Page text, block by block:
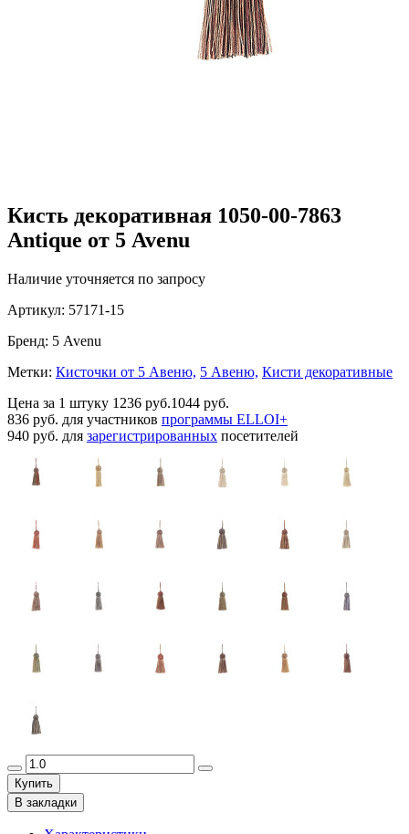
Кисть декоративная 1050-00-7863
Antique от 5 Avenu
Наличие уточняется по запросу
Артикул: 57171-15
Бренд: 5 Avenu
Метки: Кисточки от 5 Авеню, 5 Авеню, Кисти декоративные
Цена за 1 штуку 1236 руб.1044 руб.
836 руб. для участников программы ELLOI+
940 руб. для зарегистрированных посетителей
Купить
В закладки